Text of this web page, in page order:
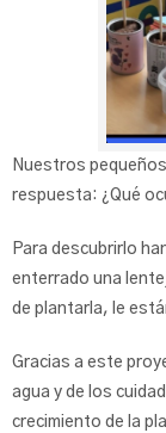
Nuestros
respuesta: ¿Qué
Para descubrirlo
enterrado una
de plantarla, le
Gracias a este
agua y de los
crecimiento de la